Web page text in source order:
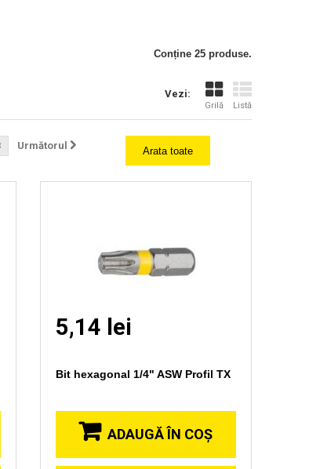
Conține 25 produse.
Vezi:
Grilă Listă
Arata toate
Următorul
Vizionare
5,14 lei
Bit hexagonal 1/4" ASW Profil TX
ADAUGĂ ÎN COŞ